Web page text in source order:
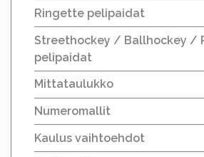
Ringette pelipaidat
Streethockey / Ballhockey /
pelipaidat
Mittataulukko
Numeromallit
Kaulus vaihtoehdot